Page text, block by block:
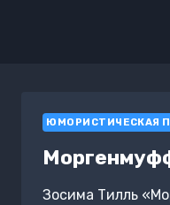
ЮМОРИСТИЧЕСКАЯ
Зосима Тилль